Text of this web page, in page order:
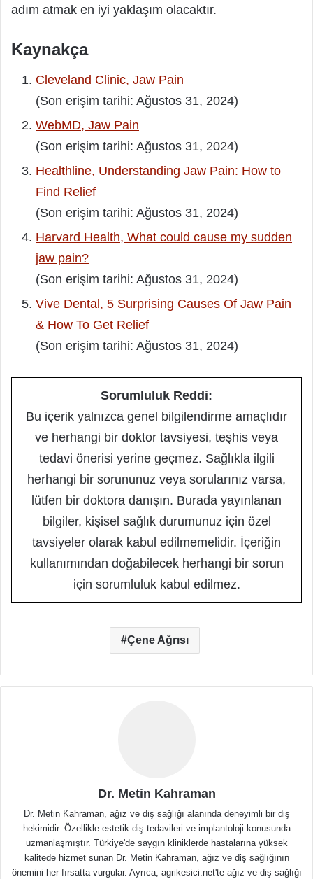
adım atmak en iyi yaklaşım olacaktır.
Kaynakça
Cleveland Clinic, Jaw Pain
(Son erişim tarihi: Ağustos 31, 2024)
WebMD, Jaw Pain
(Son erişim tarihi: Ağustos 31, 2024)
Healthline, Understanding Jaw Pain: How to
Find Relief
(Son erişim tarihi: Ağustos 31, 2024)
Harvard Health, What could cause my sudden
jaw pain?
(Son erişim tarihi: Ağustos 31, 2024)
Vive Dental, 5 Surprising Causes Of Jaw Pain
& How To Get Relief
(Son erişim tarihi: Ağustos 31, 2024)
Sorumluluk Reddi:
Bu içerik yalnızca genel bilgilendirme amaçlıdır
ve herhangi bir doktor tavsiyesi, teşhis veya
tedavi önerisi yerine geçmez. Sağlıkla ilgili
herhangi bir sorununuz veya sorularınız varsa,
lütfen bir doktora danışın. Burada yayınlanan
bilgiler, kişisel sağlık durumunuz için özel
tavsiyeler olarak kabul edilmemelidir. İçeriğin
kullanımından doğabilecek herhangi bir sorun
için sorumluluk kabul edilmez.
Çene Ağrısı
Dr. Metin Kahraman
Dr. Metin Kahraman, ağız ve diş sağlığı alanında deneyimli bir diş
hekimidir. Özellikle estetik diş tedavileri ve implantoloji konusunda
uzmanlaşmıştır. Türkiye'de saygın kliniklerde hastalarına yüksek
kalitede hizmet sunan Dr. Metin Kahraman, ağız ve diş sağlığının
önemini her fırsatta vurgular. Ayrıca, agrikesici.net'te ağız ve diş sağlığı